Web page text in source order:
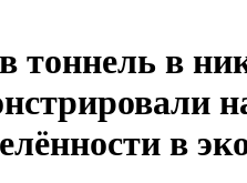
тоннель в
в